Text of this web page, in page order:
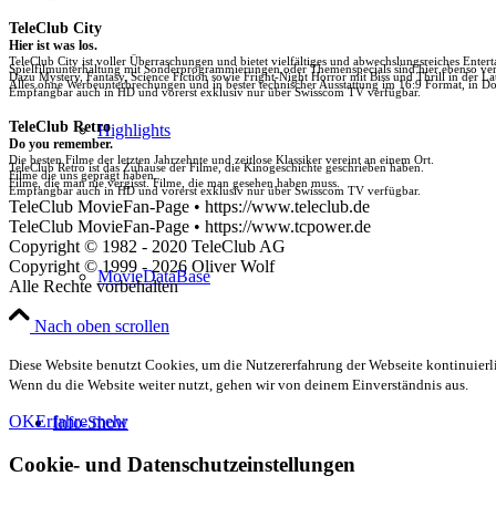
Highlights
MovieDataBase
Info-Show
TeleClub City
Hier ist was los.
TeleClub City ist voller Überraschungen und bietet vielfältiges und abwechslungsreiches
Spielfilmunterhaltung mit Sonderprogrammierungen oder Themenspecials sind hier ebenso
Dazu Mystery, Fantasy, Science Fiction sowie Fright-Night Horror mit Biss und Thrill in der
Alles ohne Werbeunterbrechungen und in bester technischer Ausstattung im 16:9 Format, in
Empfangbar auch in HD und vorerst exklusiv nur über Swisscom TV verfügbar.
TeleClub Retro
Do you remember.
Die besten Filme der letzten Jahrzehnte und zeitlose Klassiker vereint an einem Ort.
TeleClub Retro ist das Zuhause der Filme, die Kinogeschichte geschrieben haben.
Filme die uns geprägt haben.
Filme, die man nie vergisst. Filme, die man gesehen haben muss.
Empfangbar auch in HD und vorerst exklusiv nur über Swisscom TV verfügbar.
TeleClub MovieFan-Page • https://www.teleclub.de
TeleClub MovieFan-Page • https://www.tcpower.de
Copyright © 1982 - 2020 TeleClub AG
Copyright © 1999 - 2026 Oliver Wolf
Alle Rechte vorbehalten
Nach oben scrollen
Diese Website benutzt Cookies, um die Nutzererfahrung der Webseite
Wenn du die Website weiter nutzt, gehen wir von deinem Einverständnis aus.
OKErfahre mehr
Cookie- und Datenschutzeinstellungen